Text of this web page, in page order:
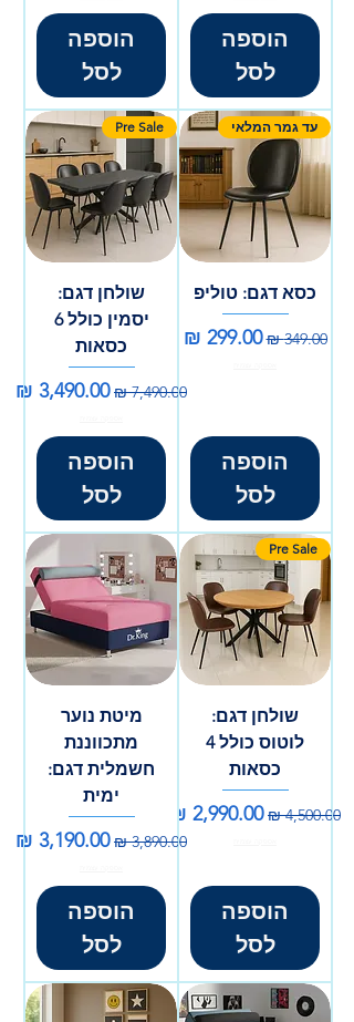
הוספה
לסל
הוספה
לסל
עד גמר המלאי
כסא דגם: טוליפ
מחיר רגיל‏349.00 ‏₪ מחיר מבצע‏299.00 ‏₪
הוספה
לסל
Pre Sale
שולחן דגם:
יסמין כולל 6
כסאות
מחיר רגילמחיר מבצע
הוספה
לסל
Pre Sale
שולחן דגם:
לוטוס כולל 4
כסאות
מחיר רגילמחיר מבצע
הוספה
לסל
מיטת נוער
מתכווננת
חשמלית דגם:
ימית
מחיר רגילמחיר מבצע
הוספה
לסל